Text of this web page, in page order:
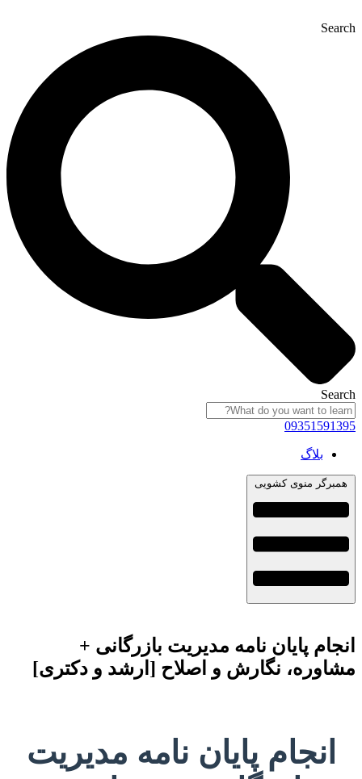
Search
Search
09351591395
بلاگ
همبرگر منوی کشویی
انجام پایان نامه مدیریت بازرگانی +
مشاوره، نگارش و اصلاح [ارشد و دکتری]
انجام پایان نامه مدیریت